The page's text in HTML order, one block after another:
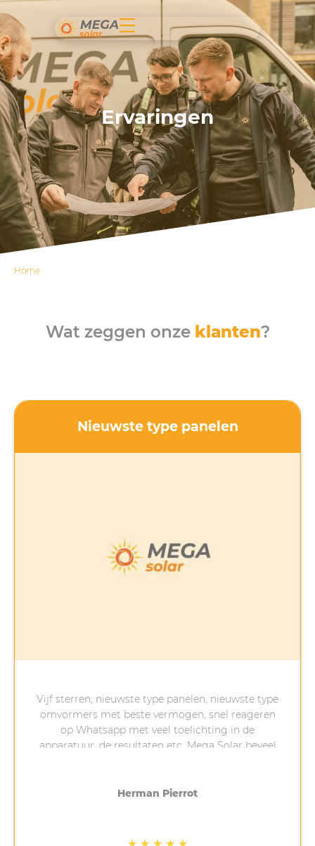
Ervaringen
Home
Wat zeggen onze klanten?
Nieuwste type panelen
Vijf sterren; nieuwste type panelen, nieuwste type
omvormers met beste vermogen, snel reageren
op Whatsapp met veel toelichting in de
apparatuur, de resultaten etc. Mega Solar beveel
Herman Pierrot